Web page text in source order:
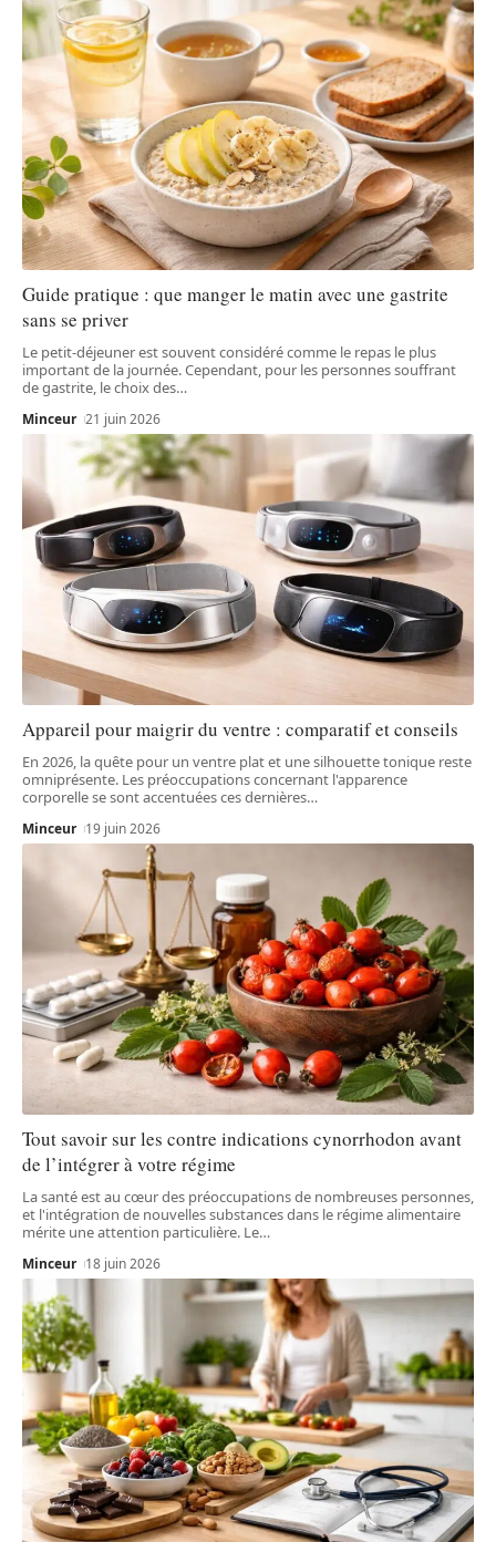
Guide pratique : que manger le matin avec une gastrite
sans se priver
Le petit-déjeuner est souvent considéré comme le repas le plus
important de la journée. Cependant, pour les personnes souffrant
de gastrite, le choix des…
Minceur 21 juin 2026
Appareil pour maigrir du ventre : comparatif et conseils
En 2026, la quête pour un ventre plat et une silhouette tonique reste
omniprésente. Les préoccupations concernant l'apparence
corporelle se sont accentuées ces dernières…
Minceur 19 juin 2026
Tout savoir sur les contre indications cynorrhodon avant
de l’intégrer à votre régime
La santé est au cœur des préoccupations de nombreuses personnes,
et l'intégration de nouvelles substances dans le régime alimentaire
mérite une attention particulière. Le…
Minceur 18 juin 2026